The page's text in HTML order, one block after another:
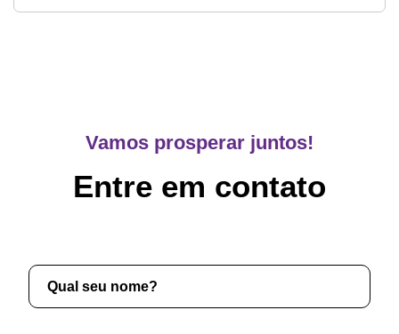
Vamos prosperar juntos!
Entre em contato